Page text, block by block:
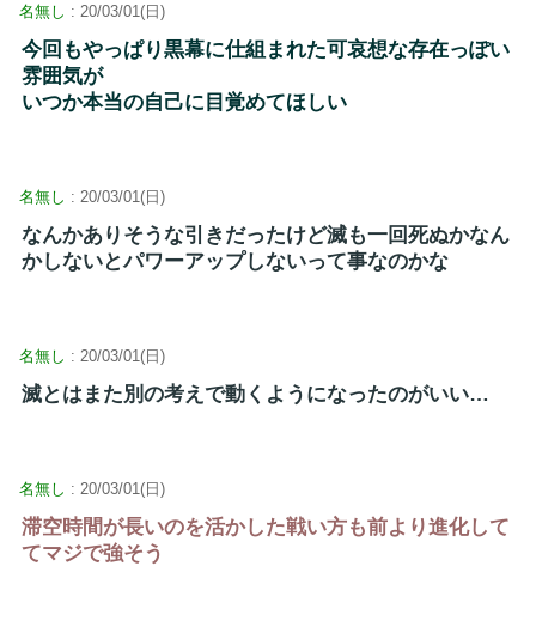
名無し : 20/03/01(日)
今回もやっぱり黒幕に仕組まれた可哀想な存在っぽい
雰囲気が
いつか本当の自己に目覚めてほしい
名無し : 20/03/01(日)
なんかありそうな引きだったけど滅も一回死ぬかなん
かしないとパワーアップしないって事なのかな
名無し : 20/03/01(日)
滅とはまた別の考えで動くようになったのがいい…
名無し : 20/03/01(日)
滞空時間が長いのを活かした戦い方も前より進化して
てマジで強そう